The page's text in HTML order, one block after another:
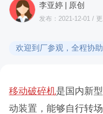
李亚婷 | 原创
发布：2021-12-01 /
欢迎到厂参观，全程协助
移动破碎机是国内新
动装置，能够自行转